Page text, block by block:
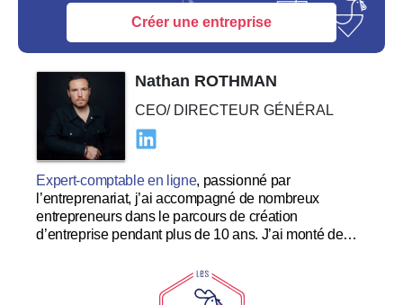
Créer une entreprise
Nathan ROTHMAN
CEO/ DIRECTEUR GÉNÉRAL
Expert-comptable en ligne, passionné par
l’entreprenariat, j’ai accompagné de nombreux
entrepreneurs dans le parcours de création
d’entreprise pendant plus de 10 ans. J’ai monté de
concentrer dans le développement et l’expérience
utilisateur au sein des Tricolores.